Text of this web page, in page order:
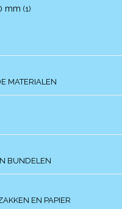
mm (1)
MATERIALEN
BUNDELEN
EN PAPIER